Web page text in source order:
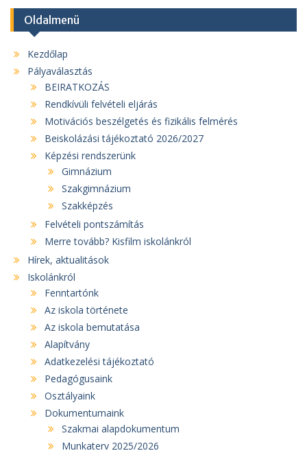
Oldalmenü
Kezdőlap
Pályaválasztás
BEIRATKOZÁS
Rendkívüli felvételi eljárás
Motivációs beszélgetés és fizikális felmérés
Beiskolázási tájékoztató 2026/2027
Képzési rendszerünk
Gimnázium
Szakgimnázium
Szakképzés
Felvételi pontszámítás
Merre tovább? Kisfilm iskolánkról
Hírek, aktualitások
Iskolánkról
Fenntartónk
Az iskola története
Az iskola bemutatása
Alapítvány
Adatkezelési tájékoztató
Pedagógusaink
Osztályaink
Dokumentumaink
Szakmai alapdokumentum
Munkaterv 2025/2026